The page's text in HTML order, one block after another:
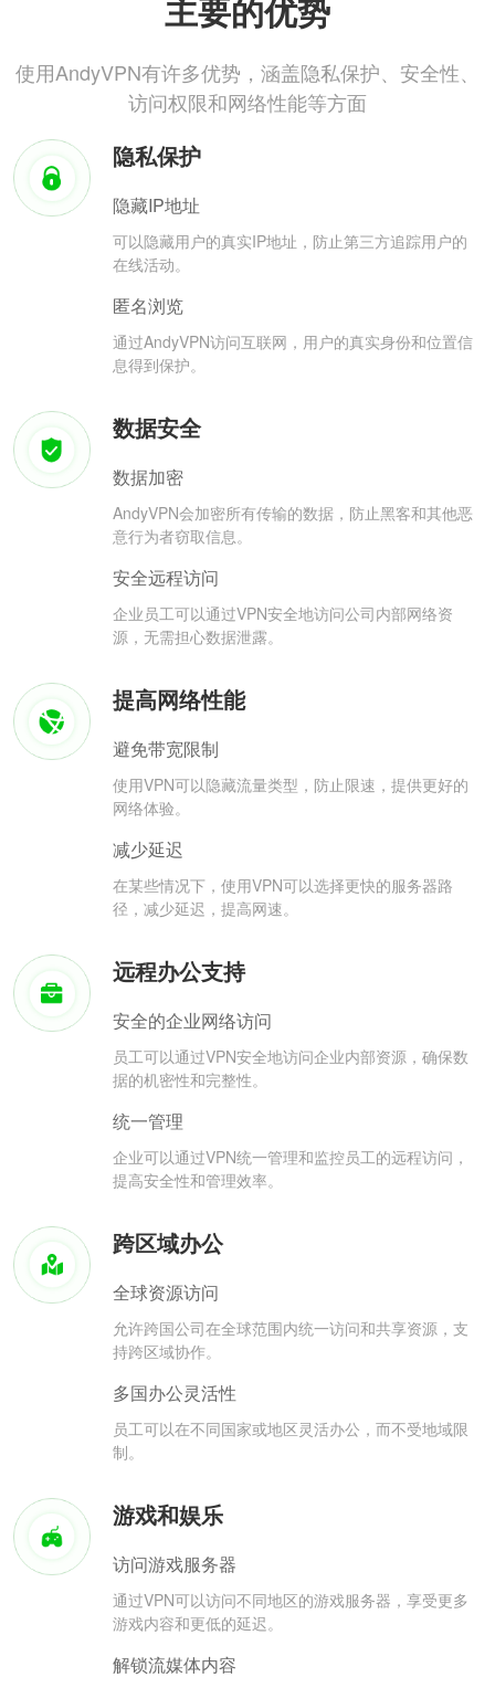
主要的优势
使用AndyVPN有许多优势，涵盖隐私保护、安全性、
访问权限和网络性能等方面
隐私保护
隐藏IP地址
可以隐藏用户的真实IP地址，防止第三方追踪用户的
在线活动。
匿名浏览
通过AndyVPN访问互联网，用户的真实身份和位置信
息得到保护。
数据安全
数据加密
AndyVPN会加密所有传输的数据，防止黑客和其他恶
意行为者窃取信息。
安全远程访问
企业员工可以通过VPN安全地访问公司内部网络资
源，无需担心数据泄露。
提高网络性能
避免带宽限制
使用VPN可以隐藏流量类型，防止限速，提供更好的
网络体验。
减少延迟
在某些情况下，使用VPN可以选择更快的服务器路
径，减少延迟，提高网速。
远程办公支持
安全的企业网络访问
员工可以通过VPN安全地访问企业内部资源，确保数
据的机密性和完整性。
统一管理
企业可以通过VPN统一管理和监控员工的远程访问，
提高安全性和管理效率。
跨区域办公
全球资源访问
允许跨国公司在全球范围内统一访问和共享资源，支
持跨区域协作。
多国办公灵活性
员工可以在不同国家或地区灵活办公，而不受地域限
制。
游戏和娱乐
访问游戏服务器
通过VPN可以访问不同地区的游戏服务器，享受更多
游戏内容和更低的延迟。
解锁流媒体内容